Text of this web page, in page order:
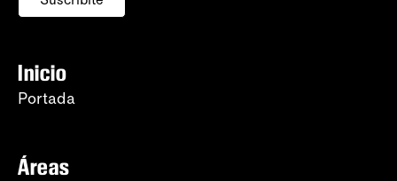
Inicio
Portada
Áreas